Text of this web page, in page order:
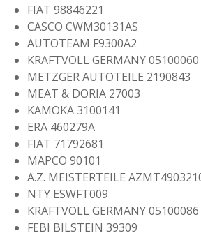
FIAT 98846221
CASCO CWM30131AS
AUTOTEAM F9300A2
KRAFTVOLL GERMANY 05100060
METZGER AUTOTEILE 2190843
MEAT & DORIA 27003
KAMOKA 3100141
ERA 460279A
FIAT 71792681
MAPCO 90101
A.Z. MEISTERTEILE
NTY ESWFT009
KRAFTVOLL GERMANY 05100086
FEBI BILSTEIN 39309